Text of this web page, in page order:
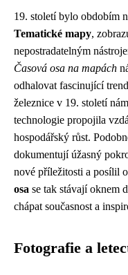
19. století bylo obdobím
Tematické mapy,
nepostradatelným
Časová osa na mapách
odhalovat fascinující
železnice v 19. století
technologie propojila
hospodářský růst.
dokumentují úžasný
nové příležitosti a posílil
osa se tak stávají oknem
chápat současnost a
Fotografie a